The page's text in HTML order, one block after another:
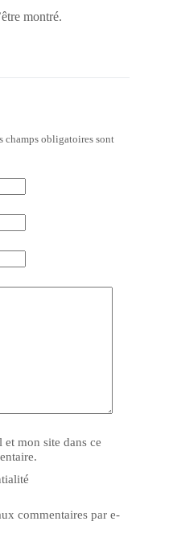
montré.
champs obligatoires sont
mon site dans ce
commentaires par e-